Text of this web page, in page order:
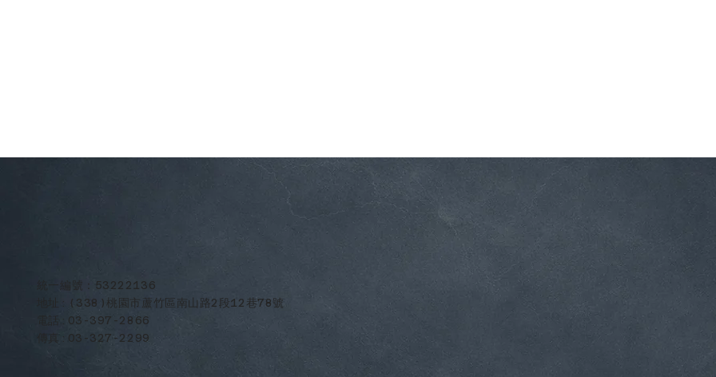
​統一編號：53222136
地址:(338)桃園市蘆竹區南山路2段12巷78號
電話:03-397-2866
傳真:03-327-2299